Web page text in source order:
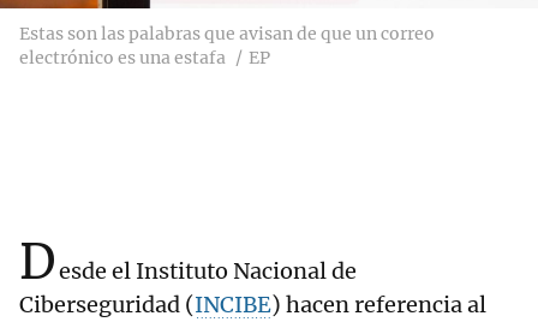
Estas son las palabras que avisan de que un correo
electrónico es una estafa
EP
Desde el Instituto Nacional de
Ciberseguridad (INCIBE) hacen referencia al